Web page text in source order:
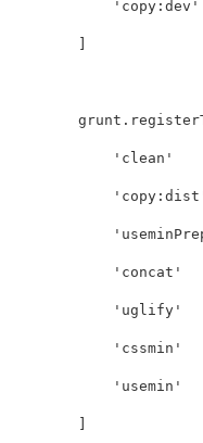
'copy:dev'
grunt .
'clean'
'concat'
'uglify'
'cssmin'
'usemin'